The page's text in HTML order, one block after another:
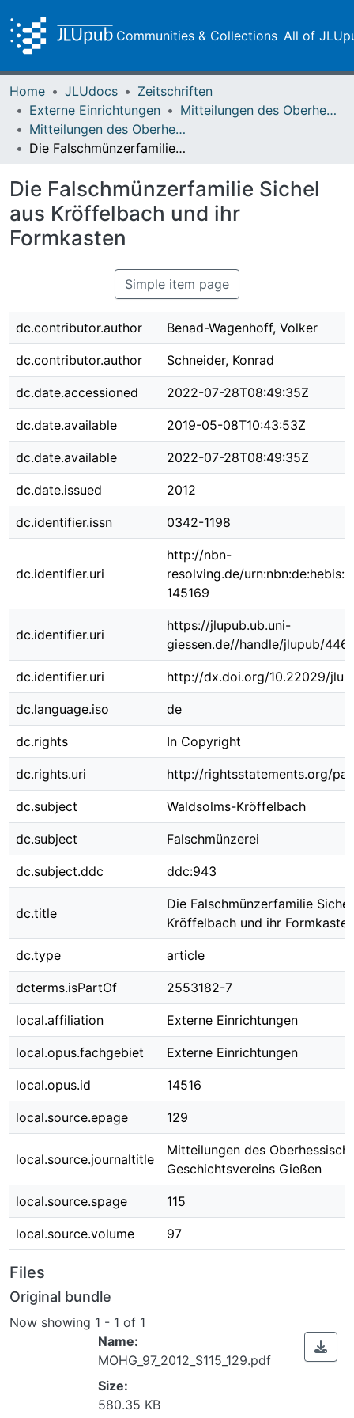
Communities & Collections All of
Home JLUdocs
Zeitschriften
Externe Einrichtungen
Mitteilungen des Oberhessischen Geschichtsvereins Gießen
Mitteilungen des Oberhessischen Geschichtsvereins Gießen Vol. 097 (2012)
Die Falschmünzerfamilie Sichel aus Kröffelbach und ihr Formkasten
Die Falschmünzerfamilie Sichel
aus Kröffelbach und ihr
Formkasten
Simple item page
dc.contributor.author Benad-Wagenhoff, Volker
dc.contributor.author Schneider, Konrad
dc.date.accessioned 2022-07-28T08:49:35Z
dc.date.available 2019-05-08T10:43:53Z
dc.date.available 2022-07-28T08:49:35Z
dc.date.issued 2012
dc.identifier.issn 0342-1198
dc.identifier.uri
http://nbn-
resolving.de/
145169
dc.identifier.uri
https://jlupub.ub.uni-
giessen.de//handle/jlupub/
dc.identifier.uri http://dx.doi.org/10.22029/
dc.language.iso de
dc.rights In Copyright
dc.rights.uri http://rightsstatements.org/
dc.subject Waldsolms-Kröffelbach
dc.subject Falschmünzerei
dc.subject.ddc ddc:943
dc.title
Die Falschmünzerfamilie
Kröffelbach und ihr Formkasten
dc.type article
dcterms.isPartOf 2553182-7
local.affiliation Externe Einrichtungen
local.opus.fachgebiet Externe Einrichtungen
local.opus.id 14516
local.source.epage 129
local.source.journaltitle
Mitteilungen des
Geschichtsvereins Gießen
local.source.spage 115
local.source.volume 97
Files
Original bundle
Now showing 1 - 1 of 1
Name:
MOHG_97_2012_S115_129.pdf
Size:
580.35 KB